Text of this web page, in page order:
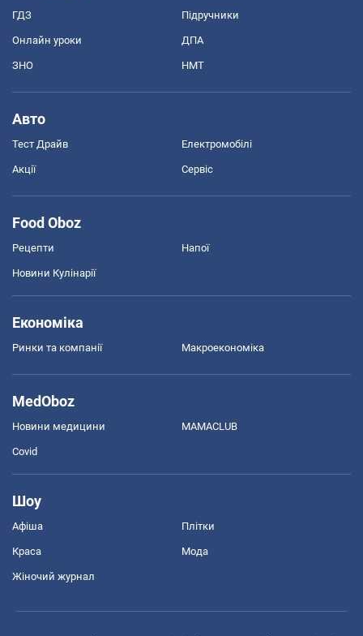
ГДЗ Підручники
Онлайн уроки ДПА
ЗНО НМТ
Авто
Тест Драйв Електромобілі
Акції Сервіс
Food Oboz
Рецепти Напої
Новини Кулінарії
Економіка
Ринки та компанії Макроекономіка
MedOboz
Новини медицини MAMACLUB
Covid
Шоу
Афіша Плітки
Краса Мода
Жіночий журнал